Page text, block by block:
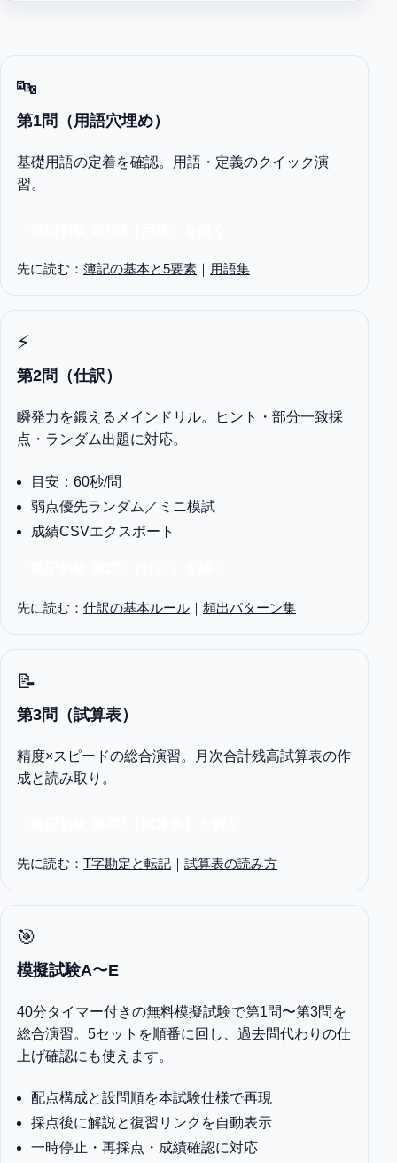
🔤
第1問（用語穴埋め）
基礎用語の定着を確認。用語・定義のクイック演
習。
先に読む： 簿記の基本と5要素 用語集
⚡
第2問（仕訳）
瞬発力を鍛えるメインドリル。ヒント・部分一致採
点・ランダム出題に対応。
目安：60秒/問
弱点優先ランダム／ミニ模試
成績CSVエクスポート
先に読む： 仕訳の基本ルール 頻出パターン集
📝
第3問（試算表）
精度×スピードの総合演習。月次合計残高試算表の作
成と読み取り。
先に読む： T字勘定と転記 ｜ 試算表の読み方
🎯
模擬試験A〜E
40分タイマー付きの無料模擬試験で第1問〜第3問を
総合演習。5セットを順番に回し、過去問代わりの仕
上げ確認にも使えます。
配点構成と設問順を本試験仕様で再現
採点後に解説と復習リンクを自動表示
一時停止・再採点・成績確認に対応